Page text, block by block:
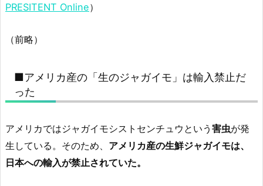
PRESITENT Online）
（前略）
■アメリカ産の「生のジャガイモ」は輸入禁止だ
った
アメリカではジャガイモシストセンチュウという 害虫が発
生している。そのため、 アメリカ産の生鮮ジャガイモは、
日本への輸入が禁止されていた。